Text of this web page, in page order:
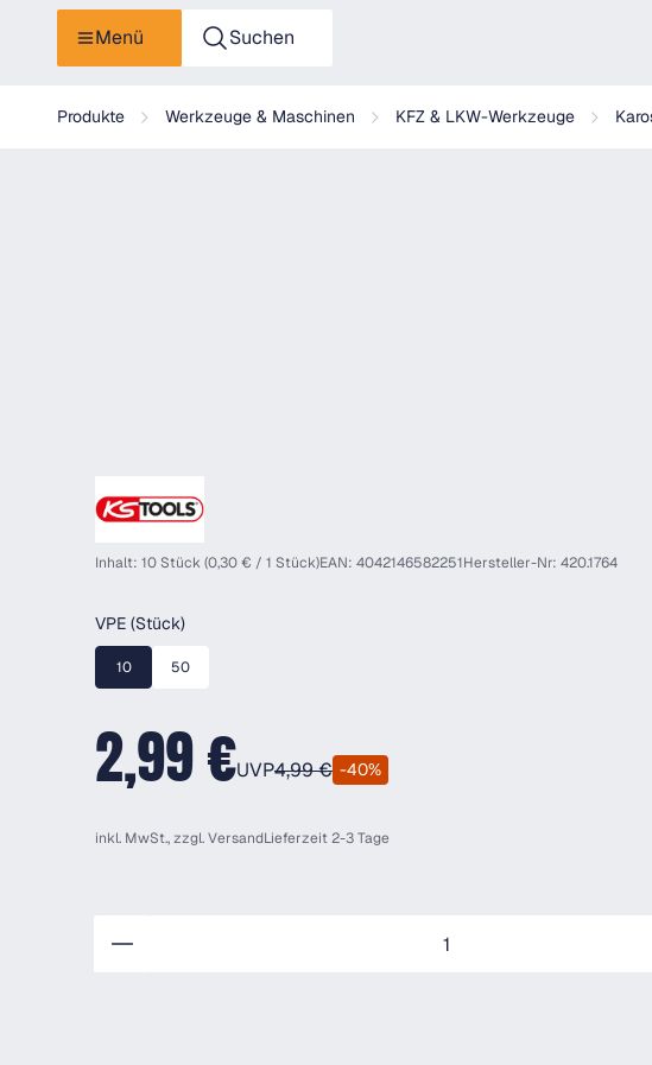
Menü Suchen
Produkte Werkzeuge & Maschinen KFZ & LKW-Werkzeuge
KS Tools Zierleisten-Verbindungsclip für Toyota
Inhalt: 10 Stück (0,30 € / 1 Stück)EAN: 4042146582251Hersteller-Nr: 420.1764
VPE (Stück)auswählen
10 50
2,99 €UVP4,99 € -40%
inkl. MwSt., zzgl.VersandLieferzeit 2-3 Tage